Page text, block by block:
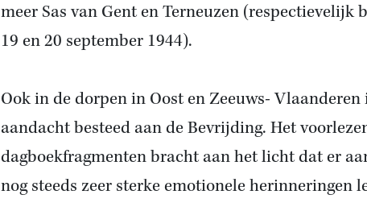
meer Sas van Gent en Terneuzen (respectievelijk
19 en 20 september 1944).
Ook in de dorpen in Oost en Zeeuws- Vlaanderen
aandacht besteed aan de Bevrijding. Het
dagboekfragmenten bracht aan het licht dat er
nog steeds zeer sterke emotionele herinneringen